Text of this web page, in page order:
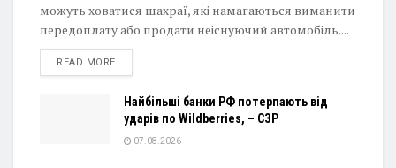
можуть ховатися шахраї, які намагаються виманити
передоплату або продати неіснуючий автомобіль....
READ MOREDETAILS
Найбільші банки РФ потерпають від
ударів по Wildberries, – СЗР
07.08.2026